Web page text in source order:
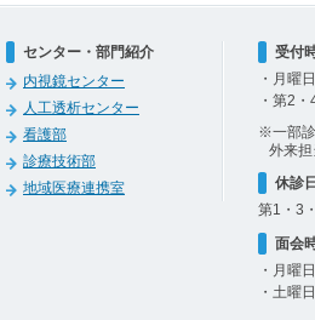
センター・部門紹介
内視鏡センター
人工透析センター
看護部
診療技術部
地域医療連携室
受付
・月曜
・第2
※一部
外来担
休診
第1・3
面会
・月曜
・土曜